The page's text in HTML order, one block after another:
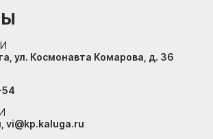
ул. Космонавта Комарова, д. 36
vi@kp.kaluga.ru